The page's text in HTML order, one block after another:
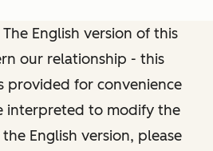
The English version of this
our relationship - this
provided for convenience
interpreted to modify the
English version, please